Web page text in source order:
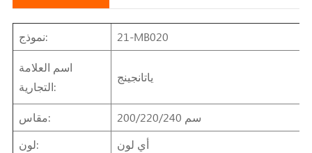
نموذج: 21-MB020
اسم العلامة
التجارية:
ياتانجينج
مقاس:
200/220/240 سم
لون:
أي لون